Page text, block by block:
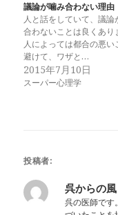
議論が噛み合わない理由
人と話をしていて、議論
合わないことは良くあり
人によっては都合の悪い
避けて、ワザと…
2015年7月10日
スーパー心理学
投稿者:
呉からの風
呉の医師です